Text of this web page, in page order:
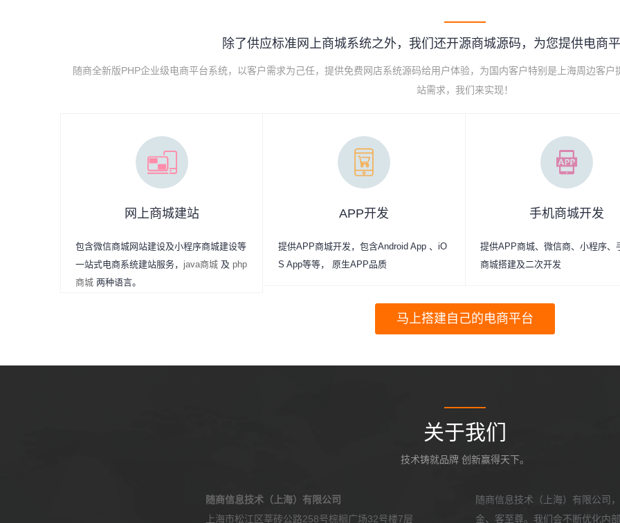
除了供应标准网上商城系统之外，我们还开源商城源码，为您提供电商
随商全新版PHP企业级电商平台系统，以客户需求为己任，提供免费网店系统源码给用户体验，为国内客户特别是上海周边客
站需求，我们来实现！
网上商城建站
包含微信商城网站建设及小程序商城建设等
一站式电商系统建站服务， java商城 及 php
商城 两种语言。
APP开发
提供APP商城开发，包含Android App 、iO
S App等等， 原生APP品质
手机商城开发
提供APP商城、微信商、小程序、
商城搭建及二次开发
马上搭建自己的电商平台
关于我们
技术铸就品牌 创新赢得天下。
随商信息技术（上海）有限公司
上海市松江区莘砖公路258号棕榈广场32号楼7层
随商信息技术（上海）有限公司
金、客至尊。我们会不断优化内